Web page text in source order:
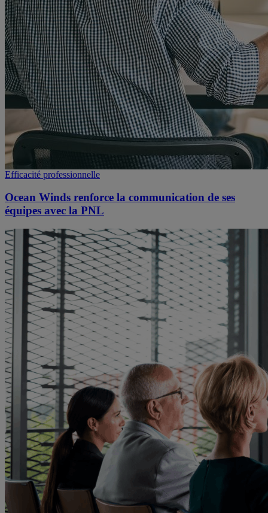
Efficacité professionnelle
Ocean Winds renforce la communication de ses
équipes avec la PNL